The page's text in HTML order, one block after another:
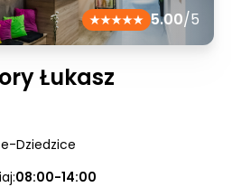
5.00/5
Łukasz
Dziedzice
08:00-14:00